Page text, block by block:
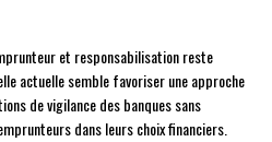
et responsabilisation reste
actuelle semble favoriser une approche
de vigilance des banques sans
dans leurs choix financiers.